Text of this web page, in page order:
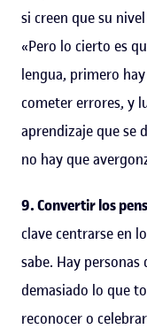
si creen que su
«Pero lo cierto es
lengua, primero
cometer errores, y
aprendizaje que se
no hay que
9. Convertir los
clave centrarse en
sabe. Hay
demasiado lo que
reconocer o